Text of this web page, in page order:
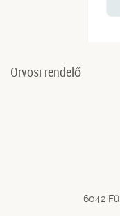
Orvosi rendelő
6042